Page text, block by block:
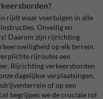
rijdt waar voertuigen in alle
Onveilig en
Daarom zijn rijrichting
op elk terrein.
rijroutes een
Rijrichting verkeersborden
dagelijkse verplaatsingen,
of op een
begrijpen we de cruciale rol